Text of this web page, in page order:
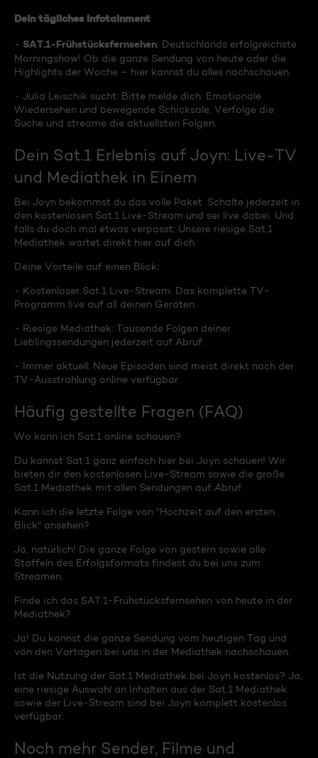
Dein tägliches Infotainment
- SAT.1-Frühstücksfernsehen: Deutschlands erfolgreichste
Morningshow! Ob die ganze Sendung von heute oder die
Highlights der Woche – hier kannst du alles nachschauen.
- Julia Leischik sucht: Bitte melde dich: Emotionale
Wiedersehen und bewegende Schicksale. Verfolge die
Suche und streame die aktuellsten Folgen.
Dein Sat.1 Erlebnis auf Joyn: Live-TV
und Mediathek in Einem
Bei Joyn bekommst du das volle Paket. Schalte jederzeit in
den kostenlosen Sat.1 Live-Stream und sei live dabei. Und
falls du doch mal etwas verpasst: Unsere riesige Sat.1
Mediathek wartet direkt hier auf dich.
Deine Vorteile auf einen Blick:
- Kostenloser Sat.1 Live-Stream: Das komplette TV-
Programm live auf all deinen Geräten.
- Riesige Mediathek: Tausende Folgen deiner
Lieblingssendungen jederzeit auf Abruf.
- Immer aktuell: Neue Episoden sind meist direkt nach der
TV-Ausstrahlung online verfügbar.
Häufig gestellte Fragen (FAQ)
Wo kann ich Sat.1 online schauen?
Du kannst Sat.1 ganz einfach hier bei Joyn schauen! Wir
bieten dir den kostenlosen Live-Stream sowie die große
Sat.1 Mediathek mit allen Sendungen auf Abruf.
Kann ich die letzte Folge von "Hochzeit auf den ersten
Blick" ansehen?
Ja, natürlich! Die ganze Folge von gestern sowie alle
Staffeln des Erfolgsformats findest du bei uns zum
Streamen.
Finde ich das SAT.1-Frühstücksfernsehen von heute in der
Mediathek?
Ja! Du kannst die ganze Sendung vom heutigen Tag und
von den Vortagen bei uns in der Mediathek nachschauen.
Ist die Nutzung der Sat.1 Mediathek bei Joyn kostenlos? Ja,
eine riesige Auswahl an Inhalten aus der Sat.1 Mediathek
sowie der Live-Stream sind bei Joyn komplett kostenlos
verfügbar.
Noch mehr Sender, Filme und